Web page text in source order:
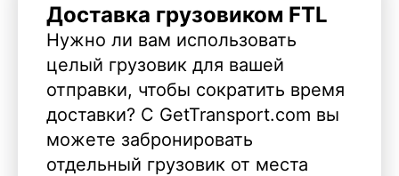
Доставка грузовиком FTL
Нужно ли вам использовать
целый грузовик для вашей
отправки, чтобы сократить время
доставки? С GetTransport.com вы
можете забронировать
отдельный грузовик от места